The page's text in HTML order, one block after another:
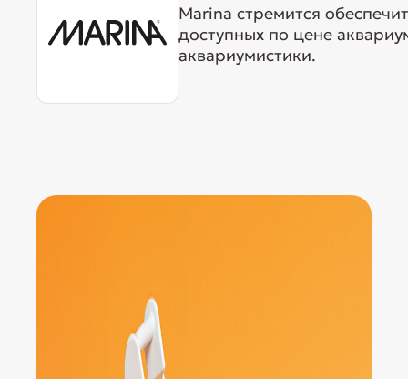
Marina стремится
доступных по цене
аквариумистики.